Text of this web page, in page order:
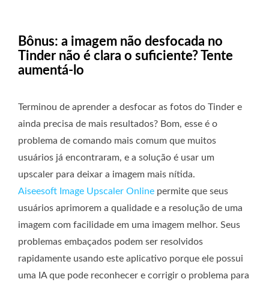
Bônus: a imagem não desfocada no
Tinder não é clara o suficiente? Tente
aumentá-lo
Terminou de aprender a desfocar as fotos do Tinder e
ainda precisa de mais resultados? Bom, esse é o
problema de comando mais comum que muitos
usuários já encontraram, e a solução é usar um
upscaler para deixar a imagem mais nítida.
Aiseesoft Image Upscaler Online permite que seus
usuários aprimorem a qualidade e a resolução de uma
imagem com facilidade em uma imagem melhor. Seus
problemas embaçados podem ser resolvidos
rapidamente usando este aplicativo porque ele possui
uma IA que pode reconhecer e corrigir o problema para